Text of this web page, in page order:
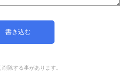
除する事があります。